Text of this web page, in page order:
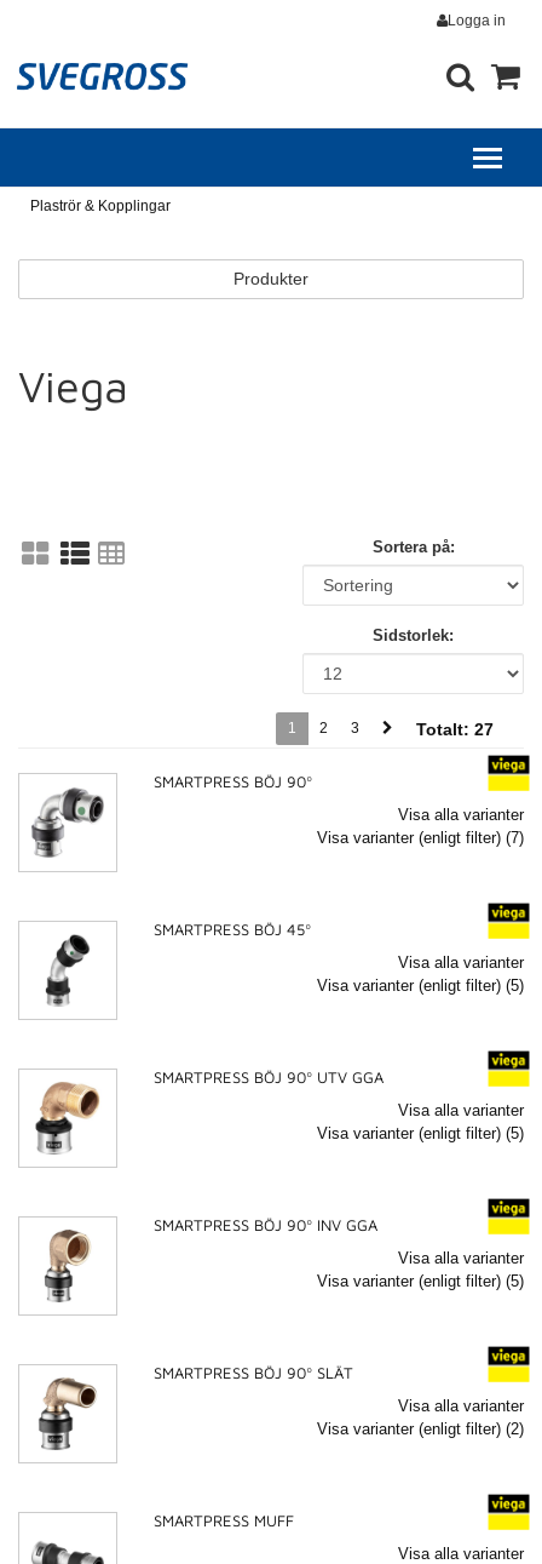
Logga in
Plaströr & Kopplingar
Produkter
Viega
Sortera på:
Sidstorlek:
1 2 3 Totalt: 27
SMARTPRESS BÖJ 90º
Visa alla varianter
Visa varianter (enligt filter) (7)
SMARTPRESS BÖJ 45º
Visa alla varianter
Visa varianter (enligt filter) (5)
SMARTPRESS BÖJ 90º UTV GGA
Visa alla varianter
Visa varianter (enligt filter) (5)
SMARTPRESS BÖJ 90º INV GGA
Visa alla varianter
Visa varianter (enligt filter) (5)
SMARTPRESS BÖJ 90º SLÄT
Visa alla varianter
Visa varianter (enligt filter) (2)
SMARTPRESS MUFF
Visa alla varianter